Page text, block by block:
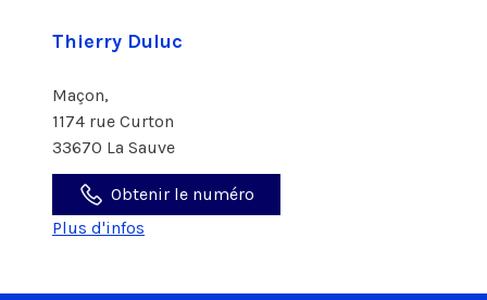
Thierry Duluc
Maçon,
1174 rue Curton
33670 La Sauve
Obtenir le numéro
Plus d'infos